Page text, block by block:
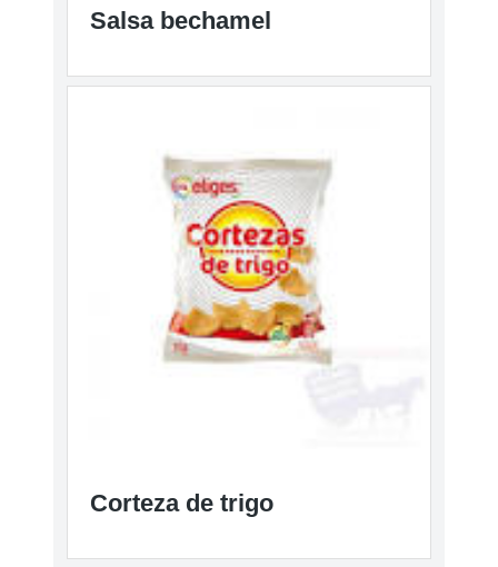
Salsa bechamel
Corteza de trigo